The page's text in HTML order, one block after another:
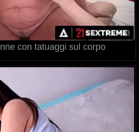
con tatuaggi sul corpo